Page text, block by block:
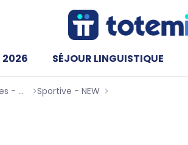
2026 SÉJOUR LINGUISTIQUE
Les Meilleures Colonies de vacances - Totemia Sportive - NEW